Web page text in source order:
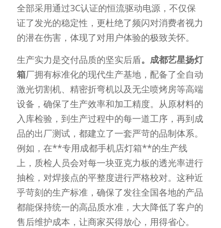
全部采用通过3C认证的恒流驱动电源，不仅保
证了发光的稳定性，更杜绝了频闪对消费者视力
的潜在伤害，体现了对用户体验的极致关怀。
生产实力是交付品质的坚实后盾。成都艺星扬灯
箱厂拥有标准化的现代生产基地，配备了全自动
激光切割机、精密折弯机以及无尘喷烤房等高端
设备，确保了生产效率和加工精度。从原材料的
入库检验，到生产过程中的每一道工序，再到成
品的出厂测试，都建立了一套严苛的品制体系。
例如，在**专用成都手机店灯箱**的生产线
上，质检人员会对每一块亚克力板的透光率进行
抽检，对焊接点的平整度进行严格校对。这种近
乎苛刻的生产标准，确保了发往全国各地的产品
都能保持统一的高品质水准，大大降低了客户的
售后维护成本，让商家买得放心，用得省心。